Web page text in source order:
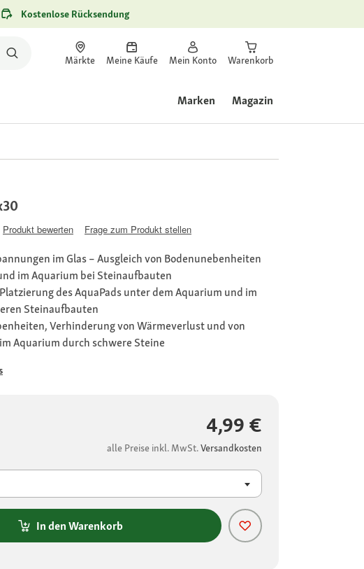
Kostenlose Rücksendung
Märkte Meine Käufe Mein Konto Warenkorb
Marken Magazin
Produkt bewerten Frage zum Produkt stellen
im Glas – Ausgleich von Bodenunebenheiten
im Aquarium bei Steinaufbauten
des AquaPads unter dem Aquarium und im
Steinaufbauten
Verhinderung von Wärmeverlust und von
Aquarium durch schwere Steine
4,99 €
alle Preise inkl. MwSt.Versandkosten
In den Warenkorb